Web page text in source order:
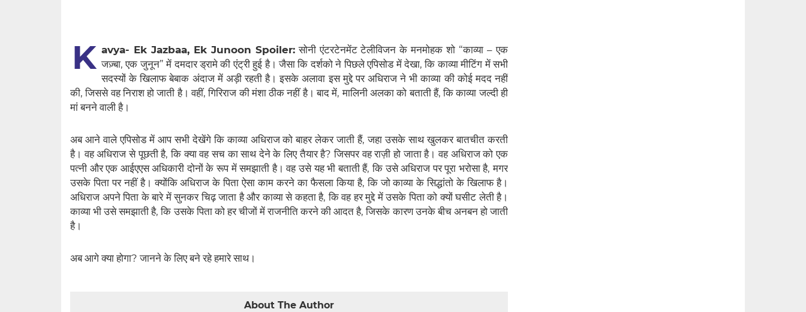
K avya- Ek Jazbaa, Ek Junoon Spoiler:सोनी एंटरटेनमेंट टेलीविजन के मनमोहक शो “काव्या – एक
जज़्बा, एक जुनून” में दमदार ड्रामे की एंट्री हुई है। जैसा कि दर्शको ने पिछले एपिसोड में देखा, कि काव्या मीटिंग में सभी
सदस्यों के खिलाफ बेबाक अंदाज में अड़ी रहती है। इसके अलावा इस मुद्दे पर अधिराज ने भी काव्या की कोई मदद नहीं
की, जिससे वह निराश हो जाती है। वहीं, गिरिराज की मंशा ठीक नहीं है। बाद में, मालिनी अलका को बताती हैं, कि काव्या जल्दी ही
मां बनने वाली है।
अब आने वाले एपिसोड में आप सभी देखेंगे कि काव्या अधिराज को बाहर लेकर जाती हैं, जहा उसके साथ खुलकर बातचीत करती
है। वह अधिराज से पूछती है, कि क्या वह सच का साथ देने के लिए तैयार है? जिसपर वह राज़ी हो जाता है। वह अधिराज को एक
पत्नी और एक आईएएस अधिकारी दोनों के रूप में समझाती है। वह उसे यह भी बताती हैं, कि उसे अधिराज पर पूरा भरोसा है, मगर
उसके पिता पर नहीं है। क्योंकि अधिराज के पिता ऐसा काम करने का फैसला किया है, कि जो काव्या के सिद्धांतो के खिलाफ है।
अधिराज अपने पिता के बारे में सुनकर चिढ़ जाता है और काव्या से कहता है, कि वह हर मुद्दे में उसके पिता को क्यों घसीट लेती है।
काव्या भी उसे समझाती है, कि उसके पिता को हर चीजों में राजनीति करने की आदत है, जिसके कारण उनके बीच अनबन हो जाती
है।
अब आगे क्या होगा? जानने के लिए बने रहे हमारे साथ।
About The Author